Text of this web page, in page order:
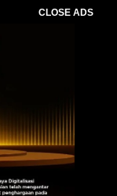
CLOSE ADS